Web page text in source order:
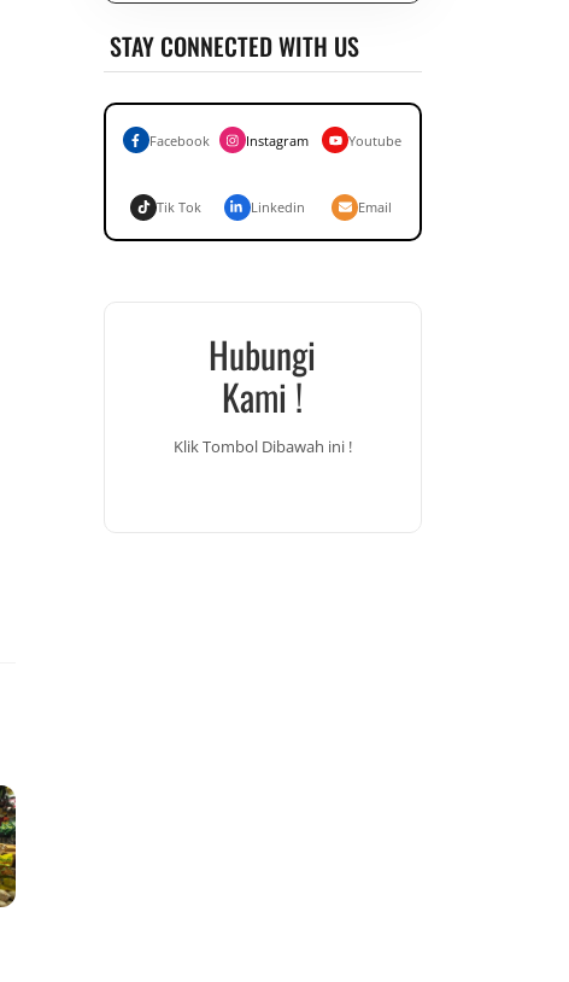
STAY CONNECTED WITH US
Facebook Instagram Youtube
Tik Tok Linkedin Email
Hubungi
Kami !
Klik Tombol Dibawah ini !